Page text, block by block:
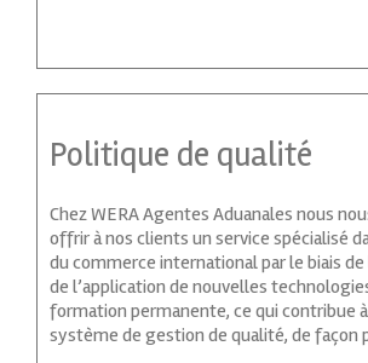
Politique de qualité
Chez WERA Agentes Aduanales nous
offrir à nos clients un service spécialisé
du commerce international par le biais
de l’application de nouvelles
formation permanente, ce qui contribue
système de gestion de qualité, de façon